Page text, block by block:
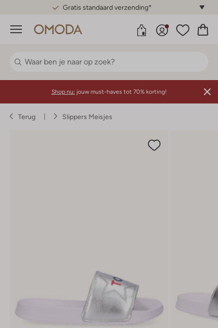
Gratis standaard verzending*
Menu
Shop nu: jouw must-haves tot 70% korting!
Terug Slippers Meisjes